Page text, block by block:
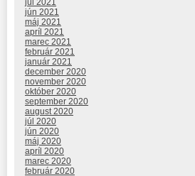
júl 2021
jún 2021
máj 2021
apríl 2021
marec 2021
február 2021
január 2021
december 2020
november 2020
október 2020
september 2020
august 2020
júl 2020
jún 2020
máj 2020
apríl 2020
marec 2020
február 2020